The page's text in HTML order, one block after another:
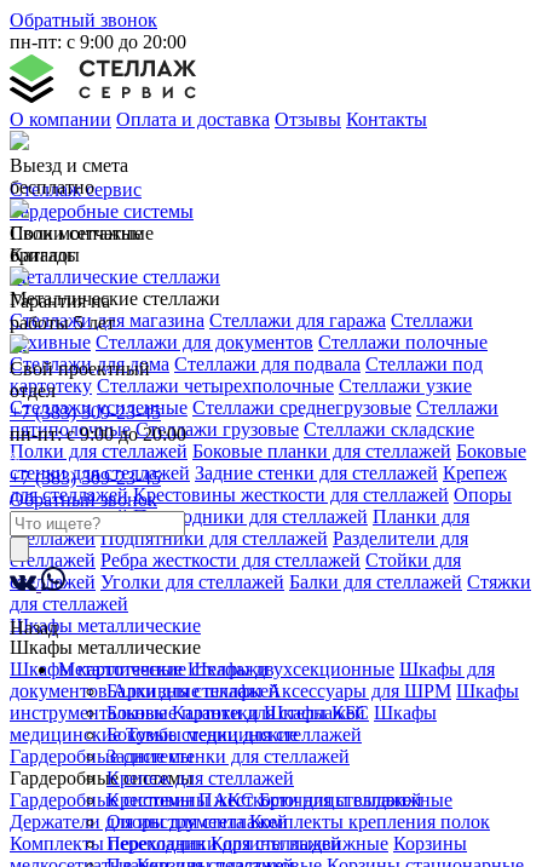
Обратный звонок
пн-пт: с 9:00 до 20:00
О компании Оплата и доставка Отзывы Контакты
Выезд и смета
бесплатно
Свои монтажные
бригады
Гарантия на
работы 5 лет
Свой проектный
отдел
+7 (383) 309-23-45
пн-пт: с 9:00 до 20:00
+7 (383) 309-23-45
Обратный звонок
Назад
Металлические стеллажи
Балки для стеллажей
Боковые планки для стеллажей
Боковые стенки для стеллажей
Задние стенки для стеллажей
Крепеж для стеллажей
Крестовины жесткости для стеллажей
Опоры для стеллажей
Переходники для стеллажей
Стеллаж сервис
Гардеробные системы
Полки сетчатые
Каталог
Металлические стеллажи
Металлические стеллажи
Стеллажи для магазина Стеллажи для гаража Стеллажи
архивные Стеллажи для документов Стеллажи полочные
Стеллажи для дома Стеллажи для подвала Стеллажи под
картотеку Стеллажи четырехполочные Стеллажи узкие
Стеллажи усиленные Стеллажи среднегрузовые Стеллажи
пятиполочные Стеллажи грузовые Стеллажи складские
Полки для стеллажей Боковые планки для стеллажей Боковые
стенки для стеллажей Задние стенки для стеллажей Крепеж
для стеллажей Крестовины жесткости для стеллажей Опоры
для стеллажей Переходники для стеллажей Планки для
стеллажей Подпятники для стеллажей Разделители для
стеллажей Ребра жесткости для стеллажей Стойки для
стеллажей Уголки для стеллажей Балки для стеллажей Стяжки
для стеллажей
Шкафы металлические
Шкафы металлические
Шкафы картотечные Шкафы двухсекционные Шкафы для
документов Архивные шкафы Аксессуары для ШРМ Шкафы
инструментальные Картотеки Шкафы КБС Шкафы
медицинские Тумбы медицинские
Гардеробные системы
Гардеробные системы
Гардеробные системы ПАКС Брючницы выдвижные
Держатели для инструмента Комплекты крепления полок
Комплекты перекладин Корзины выдвижные Корзины